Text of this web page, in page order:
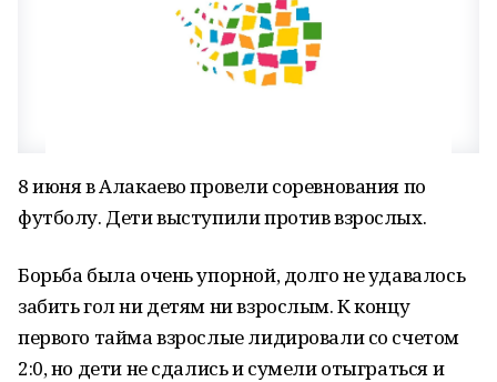
8 июня в Алакаево провели соревнования по
футболу. Дети выступили против взрослых.
Борьба была очень упорной, долго не удавалось
забить гол ни детям ни взрослым. К концу
первого тайма взрослые лидировали со счетом
2:0, но дети не сдались и сумели отыграться и